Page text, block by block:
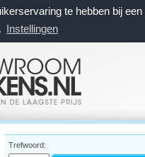
te hebben bij
Instellingen
Trefwoord: